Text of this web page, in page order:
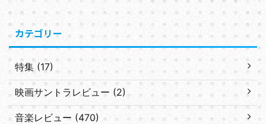
カテゴリー
特集 (17)
映画サントラレビュー (2)
音楽レビュー (470)